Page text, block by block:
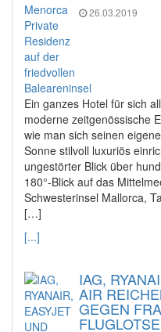
26.03.2019
Ein ganzes Hotel für sich
moderne zeitgenössische
wie man sich seinen
Sonne stilvoll luxuriös
ungestörter Blick über
180°-Blick auf das
Schwesterinsel Mallorca,
[…]
[...]
IAG,
AIR
GEGEN